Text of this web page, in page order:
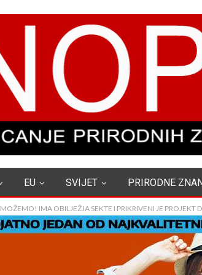
EU SVIJET PRIRODNE
MOŽEMO! IMA OBILJEŽJA SEKTE I PRIKRIVENI JE